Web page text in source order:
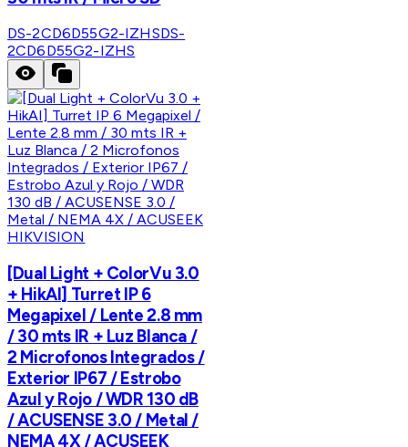
DS-2CD6D55G2-IZHSDS-
2CD6D55G2-IZHS
HIKVISION
[Dual Light + ColorVu 3.0
+ HikAI] Turret IP 6
Megapixel / Lente 2.8 mm
/ 30 mts IR + Luz Blanca /
2 Microfonos Integrados /
Exterior IP67 / Estrobo
Azul y Rojo / WDR 130 dB
/ ACUSENSE 3.0 / Metal /
NEMA 4X / ACUSEEK